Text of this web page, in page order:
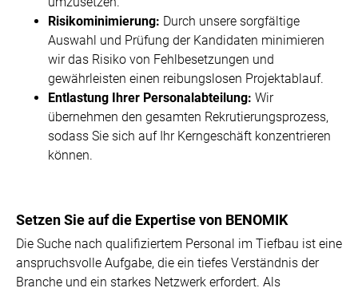
Risikominimierung: Durch unsere sorgfältige
Auswahl und Prüfung der Kandidaten minimieren
wir das Risiko von Fehlbesetzungen und
gewährleisten einen reibungslosen Projektablauf.
Entlastung Ihrer Personalabteilung: Wir
übernehmen den gesamten Rekrutierungsprozess,
sodass Sie sich auf Ihr Kerngeschäft konzentrieren
können.
Setzen Sie auf die Expertise von BENOMIK
Die Suche nach qualifiziertem Personal im Tiefbau ist eine
anspruchsvolle Aufgabe, die ein tiefes Verständnis der
Branche und ein starkes Netzwerk erfordert. Als